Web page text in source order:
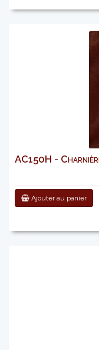
AC150H -
Ajouter au panier